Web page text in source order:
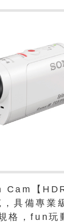
【
具備專業
格，fun玩